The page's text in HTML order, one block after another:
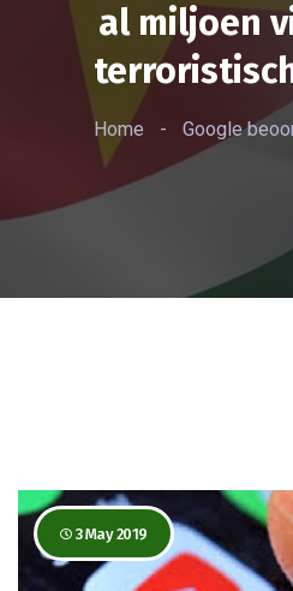
al miljoen
Home - Google
3 May 2019